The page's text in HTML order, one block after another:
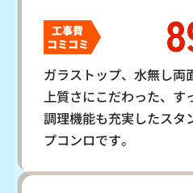
工事費
コミコミ
ガラストップ、水無し両
上質さにこだわった、す
調理機能も充実したスタ
プコンロです。